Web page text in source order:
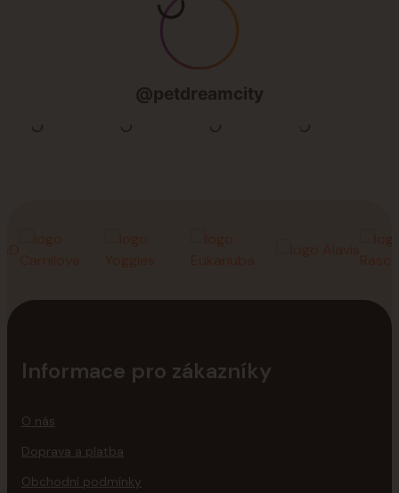
Informace pro zákazníky
O nás
Doprava a platba
Obchodní podmínky